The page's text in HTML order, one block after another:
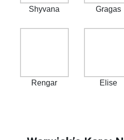
Shyvana Gragas
Rengar Elise